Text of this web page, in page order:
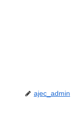
ajec_admin